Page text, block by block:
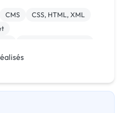
CMS
CSS, HTML, XML
de Script